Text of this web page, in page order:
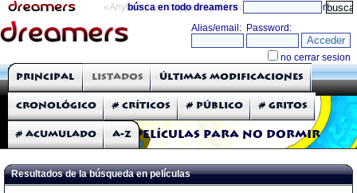
«Anything can happen and it probably will» directorio
búsca en todo dreamers
THE DREAMERS
Críticas: Películas
Películas para no dormir
Principal Listados Últimas modificaciones
Cronológico # Críticos # Público # Gritos
# Acumulado A-Z
Resultados de la búsqueda en películas